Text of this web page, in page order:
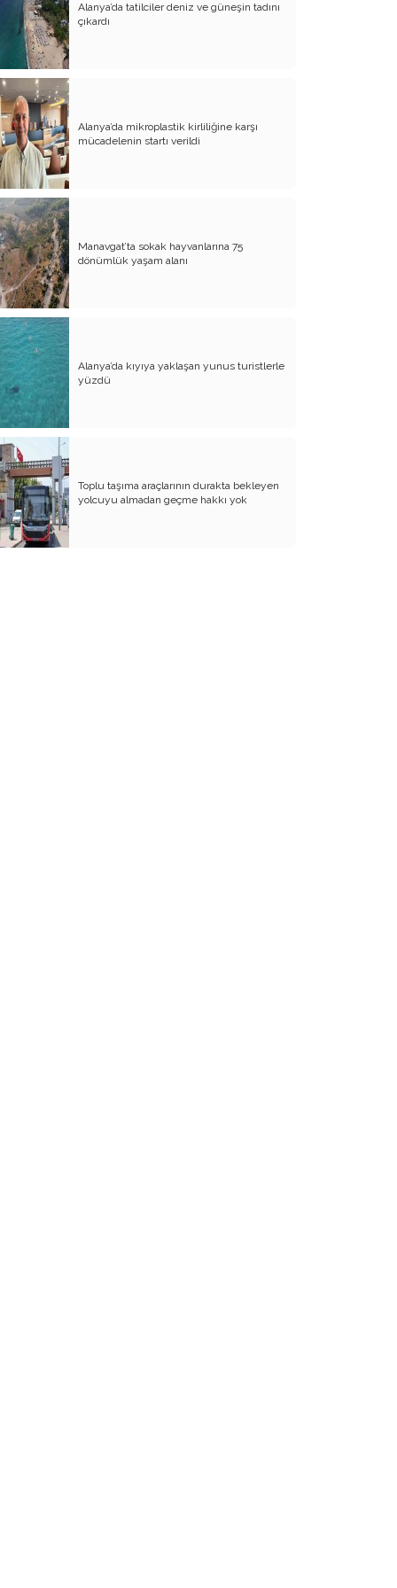
Cumhuriyetimiz ve Lâiklik İlkesi
Hindistan’da İslami Devir Türk İdaresi
Hindistan’da Türk Ruhu: İslam Öncesi
Kökler
Türk Mitolojisinden Semavi Dinlere
Eksik Okunan Bir Süreklilik: Cumhuriyet
ve Türk Kimliği
Türk Sosyoloji Geleneğinde Tarihî
Materyalizmin Tenkidi ve Milli Bünye
Yaklaşımı
Ergenekon- Demirci Kaveh Kurtuluş
Mitletrinde; Demir.
Kürtlerin Millî Bir Destanları Var mı?
Asyatik Dillerde Sentaks Birliği ve Batı
Merkezli Teorilerin Çöküşü
Kürtçe: Ayrı Bir Dil mi, Persçenin
Dağlarda Korunmuş Bir Kolu mu?
Kürtçe Dil Söyleminde Filoloji Ne
Söyler?
Hint-Avrupa Dil Teorisine Eleştirel
Yaklaşım
Alanya’da tatilciler deniz ve güneşin tadını
çıkardı
Alanya’da mikroplastik kirliliğine karşı
mücadelenin startı verildi
Manavgat’ta sokak hayvanlarına 75
dönümlük yaşam alanı
Alanya’da kıyıya yaklaşan yunus turistlerle
yüzdü
Toplu taşıma araçlarının durakta bekleyen
yolcuyu almadan geçme hakkı yok